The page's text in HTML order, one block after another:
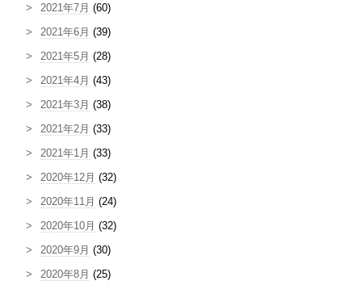
2021年7月 (60)
2021年6月 (39)
2021年5月 (28)
2021年4月 (43)
2021年3月 (38)
2021年2月 (33)
2021年1月 (33)
2020年12月 (32)
2020年11月 (24)
2020年10月 (32)
2020年9月 (30)
2020年8月 (25)